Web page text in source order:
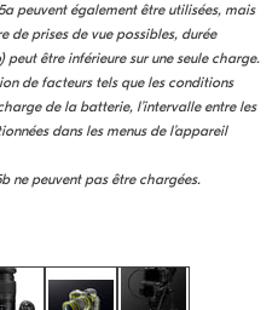
peuvent également être utilisées, mais
de prises de vue possibles, durée
peut être inférieure sur une seule charge.
de facteurs tels que les conditions
de la batterie, l’intervalle entre les
dans les menus de l’appareil
ne peuvent pas être chargées.